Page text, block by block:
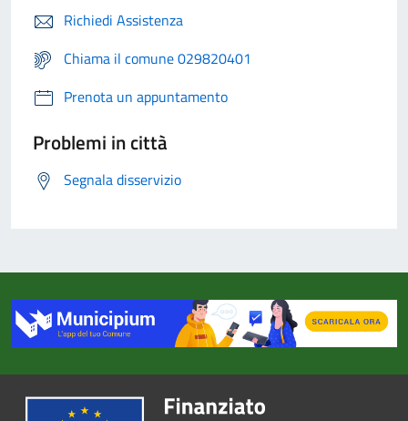
Richiedi Assistenza
Chiama il comune 029820401
Prenota un appuntamento
Problemi in città
Segnala disservizio